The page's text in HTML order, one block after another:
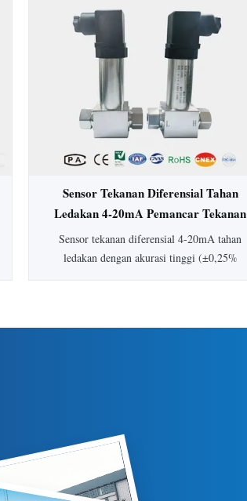
untuk industri medis, biofarmasi, dan
makanan. Tersedia jenis dan keluaran tekanan
yang dapat disesuaikan.
Sensor Tekanan Diferensial Tahan
Ledakan 4-20mA Pemancar Tekanan
Diferensial Akurasi Tinggi
Sensor tekanan diferensial 4-20mA tahan
ledakan dengan akurasi tinggi (±0,25%
IP65, dan beberapa opsi keluaran/koneksi